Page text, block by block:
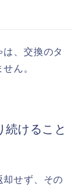
、交換のタ
ん。
続けること
却せず、その